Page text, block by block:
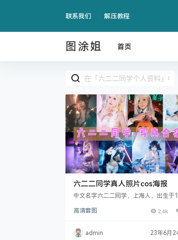
联系我们 解压教程
图涂姐 首页
六二二同学真人照片cos海报
中文名字六二二同学，上海人，出生于
li知名时尚UP主，知名动漫博主、微博
视频博主，微博动漫Vcoser。2021年度
博最具突破红人，.
高清套图 2.6k
admin 23年6月